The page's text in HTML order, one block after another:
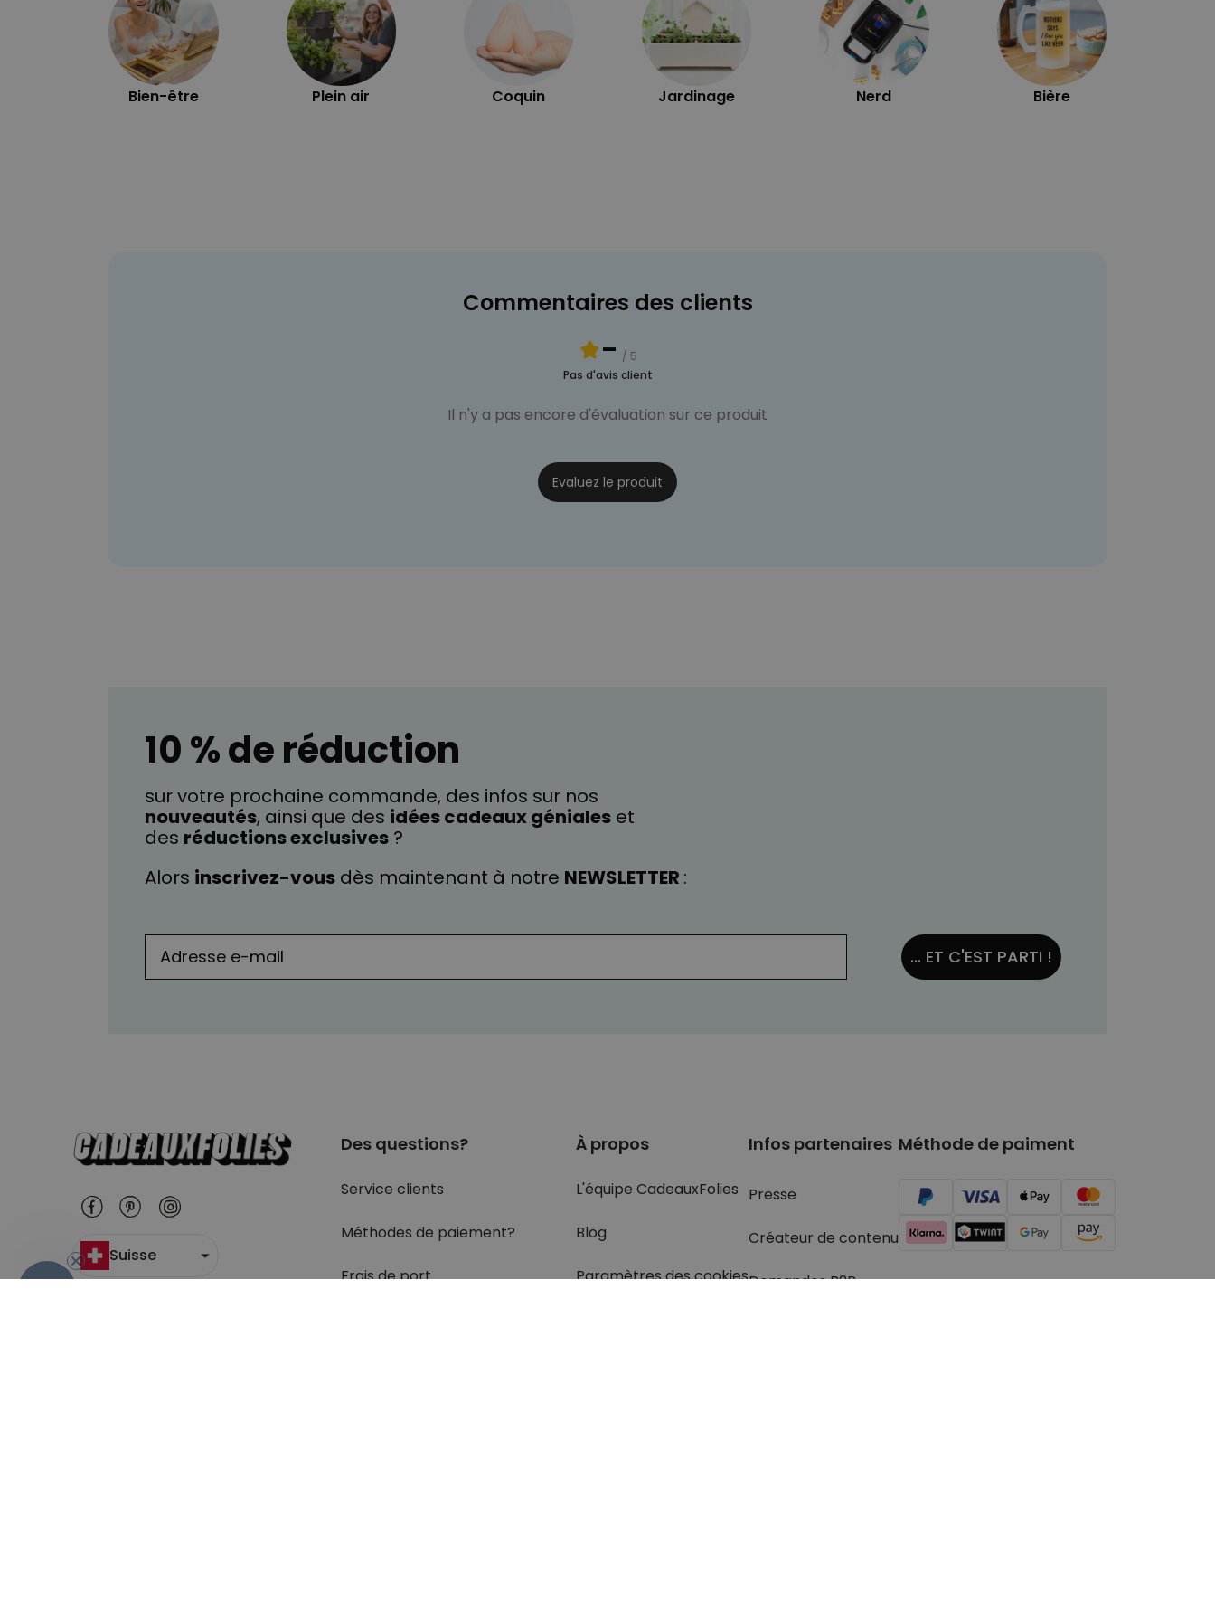
Bien-être Plein air Coquin Jardinage Nerd Bière
Commentaires des clients
- / 5
Pas d'avis client
Il n'y a pas encore d'évaluation sur ce produit
Evaluez le produit
10 % de réduction
sur votre prochaine commande, des infos sur nos
nouveautés, ainsi que des idées cadeaux géniales et
des réductions exclusives ?
Alors inscrivez-vous dès maintenant à notre NEWSLETTER :
... ET C'EST PARTI !
Suisse
Des questions?
Service clients
Méthodes de paiement?
Frais de port
À propos
L'équipe CadeauxFolies
Blog
Paramètres des cookies
Infos partenaires
Presse
Créateur de contenu
Demandes B2B
Méthode de paiment